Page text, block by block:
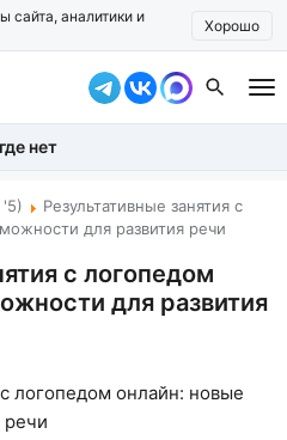
сайта, аналитики и
Хорошо
нет
Результативные занятия с
для развития речи
с логопедом
для развития